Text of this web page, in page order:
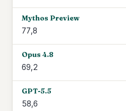
77,8
69,2
58,6